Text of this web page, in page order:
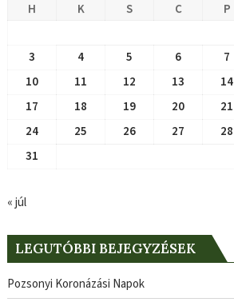
H K S C P
3
4 5 6 7
10
11 12 13 14
17
18 19 20 21
24
25 26 27 28
31
« júl
LEGUTÓBBI BEJEGYZÉSEK
Pozsonyi Koronázási Napok